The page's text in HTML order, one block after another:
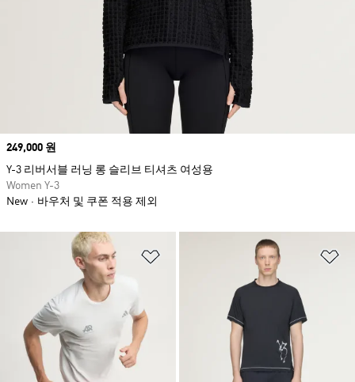
Price
249,000 원
Y-3 리버서블 러닝 롱 슬리브 티셔츠 여성용
Women Y-3
New
바우처 및 쿠폰 적용 제외